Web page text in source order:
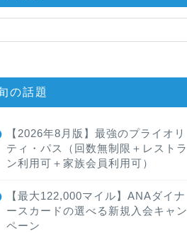
の話題
【2026年8月版】最強のプライオリ
ティ・パス（回数無制限＋レストラ
ン利用可＋家族会員利用可）
【最大122,000マイル】ANAダイナ
ースカードの選べる新規入会キャン
ペーン